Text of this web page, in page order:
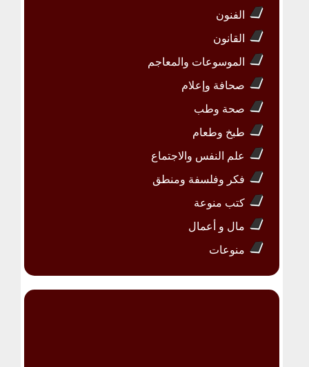
الفنون
القانون
الموسوعات والمعاجم
صحافة وإعلام
صحة وطب
طبخ وطعام
علم النفس والاجتماع
فكر وفلسفة ومنطق
كتب منوعة
مال و أعمال
منوعات